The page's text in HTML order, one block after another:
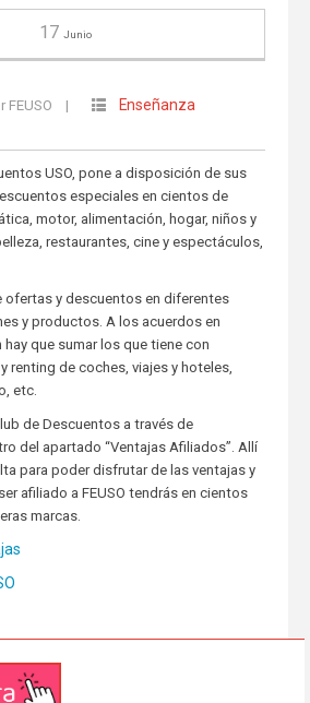
17 Junio
FEUSO |
Enseñanza
USO, pone a disposición de sus
especiales en cientos de
motor, alimentación, hogar, niños y
restaurantes, cine y espectáculos,
ofertas y descuentos en diferentes
y productos. A los acuerdos en
que sumar los que tiene con
renting de coches, viajes y hoteles,
etc.
de Descuentos a través de
del apartado “Ventajas Afiliados”. Allí
para poder disfrutar de las ventajas y
afiliado a FEUSO tendrás en cientos
marcas.